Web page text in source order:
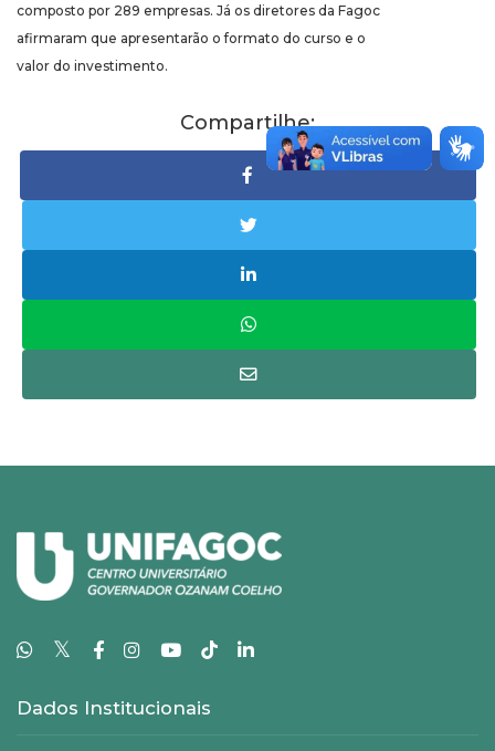
composto por 289 empresas. Já os diretores da Fagoc
afirmaram que apresentarão o formato do curso e o
valor do investimento.
Compartilhe:
𝕏
Dados Institucionais